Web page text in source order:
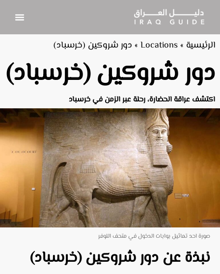
الرئيسية »
Locations
» دور شروكين (خرسباد)
دور شروكين (خرسباد)
اكتشف عراقة الحضارة، رحلة عبر الزمن في خرسباد
صورة احد تماثيل بوابات الدخول في متحف اللوفر
نبذة عن دور شروكين (خرسباد)